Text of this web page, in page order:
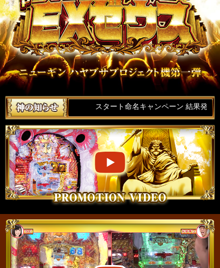
スタート命名キャンペーン 結果発表！